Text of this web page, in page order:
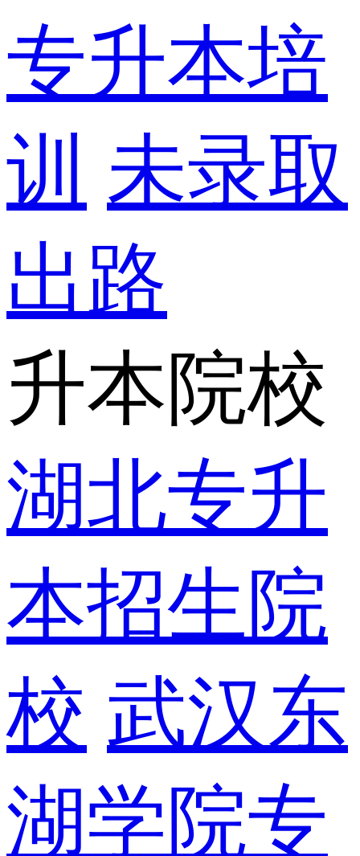
专升本培
训 未录取
出路
升本院校
湖北专升
本招生院
校 武汉东
湖学院专